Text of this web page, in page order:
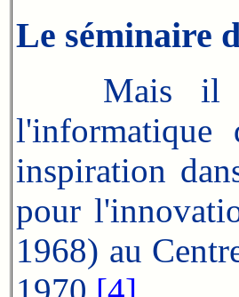
Le séminaire
Mais il
l'informatique
inspiration
pour
1968) au